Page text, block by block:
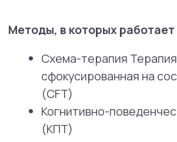
ПРЛ
Тревога
Панические атаки
Mental Health Center дорожит своей
репутацией и очень внимательно следит
за уровнем квалификации и качеством
работы специалистов с клиентами.